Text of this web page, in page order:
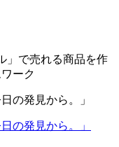
」で売れる商品を作
ーク
の発見から。」
の発見から。」